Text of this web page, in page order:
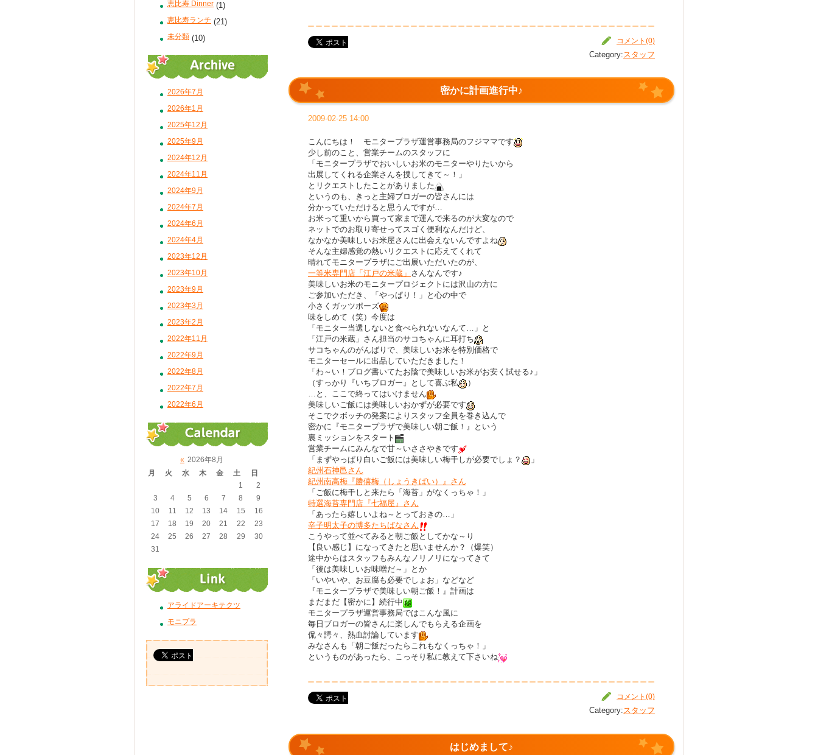
コメント(0)
Category:スタッフ
密かに計画進行中♪
2009-02-25 14:00
こんにちは！ モニタープラザ運営事務局のフジママです
少し前のこと、営業チームのスタッフに
「モニタープラザでおいしいお米のモニターやりたいから
出展してくれる企業さんを捜してきて～！」
とリクエストしたことがありました
というのも、きっと主婦ブロガーの皆さんには
分かっていただけると思うんですが…
お米って重いから買って家まで運んで来るのが大変なので
ネットでのお取り寄せってスゴく便利なんだけど、
なかなか美味しいお米屋さんに出会えないんですよね
そんな主婦感覚の熱いリクエストに応えてくれて
晴れてモニタープラザにご出展いただいたのが、
一等米専門店「江戸の米蔵」 さんなんです♪
美味しいお米のモニタープロジェクトには沢山の方に
ご参加いただき、「やっぱり！」と心の中で
小さくガッツポーズ
味をしめて（笑）今度は
「モニター当選しないと食べられないなんて…」と
「江戸の米蔵」さん担当のサコちゃんに耳打ち
サコちゃんのがんばりで、美味しいお米を特別価格で
モニターセールに出品していただきました！
「わ～い！ブログ書いてたお陰で美味しいお米がお安く試せる♪」
（すっかり『いちブロガー』として喜ぶ私
）
…と、ここで終ってはいけません
美味しいご飯には美味しいおかずが必要です
そこでクボッチの発案によりスタッフ全員を巻き込んで
密かに『モニタープラザで美味しい朝ご飯！』という
裏ミッションをスタート
営業チームにみんなで甘～いささやきです
「まずやっぱり白いご飯には美味しい梅干しが必要でしょ？
」
紀州石神邑さん
紀州南高梅『勝僖梅（しょうきばい）』さん
「ご飯に梅干しと来たら「海苔」がなくっちゃ！」
特選海苔専門店『七福屋』さん
「あったら嬉しいよね～とっておきの…」
辛子明太子の博多たちばなさん
こうやって並べてみると朝ご飯としてかな～り
【良い感じ】になってきたと思いませんか？（爆笑）
途中からはスタッフもみんなノリノリになってきて
「後は美味しいお味噌だ～」とか
「いやいや、お豆腐も必要でしょお」などなど
『モニタープラザで美味しい朝ご飯！』計画は
まだまだ【密かに】続行中
モニタープラザ運営事務局ではこんな風に
毎日ブロガーの皆さんに楽しんでもらえる企画を
侃々諤々、熱血討論しています
みなさんも「朝ご飯だったらこれもなくっちゃ！」
というものがあったら、こっそり私に教えて下さいね
コメント(0)
Category:スタッフ
はじめまして♪
恵比寿 Dinner (1)
恵比寿ランチ (21)
未分類 (10)
2026年7月
2026年1月
2025年12月
2025年9月
2024年12月
2024年11月
2024年9月
2024年7月
2024年6月
2024年4月
2023年12月
2023年10月
2023年9月
2023年3月
2023年2月
2022年11月
2022年9月
2022年8月
2022年7月
2022年6月
« 2026年8月
月
火 水 木 金 土
日
1
2
3
4 5 6 7 8
9
10
11 12 13 14 15
16
17
18 19 20 21 22
23
24
25 26 27 28 29
30
31
アライドアーキテクツ
モニプラ